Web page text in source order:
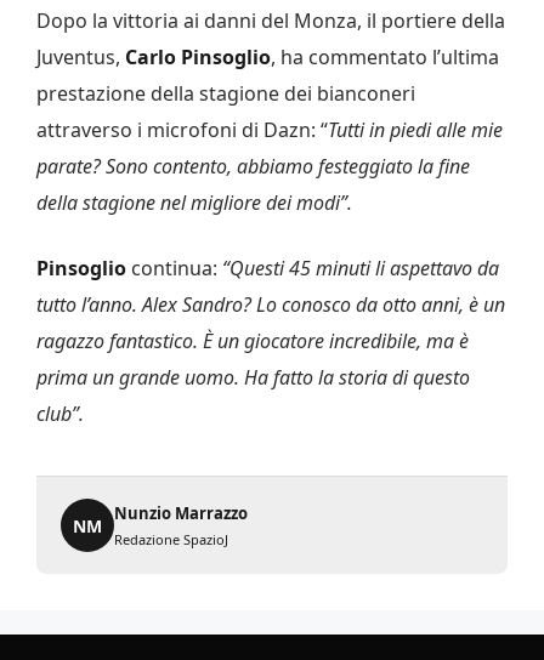
Dopo la vittoria ai danni del Monza, il portiere della
Juventus, Carlo Pinsoglio, ha commentato l’ultima
prestazione della stagione dei bianconeri
attraverso i microfoni di Dazn: “Tutti in piedi alle mie
parate? Sono contento, abbiamo festeggiato la fine
della stagione nel migliore dei modi”.
Pinsoglio continua: “Questi 45 minuti li aspettavo da
tutto l’anno. Alex Sandro? Lo conosco da otto anni, è un
ragazzo fantastico. È un giocatore incredibile, ma è
prima un grande uomo. Ha fatto la storia di questo
club”.
NM
Nunzio Marrazzo
Redazione SpazioJ